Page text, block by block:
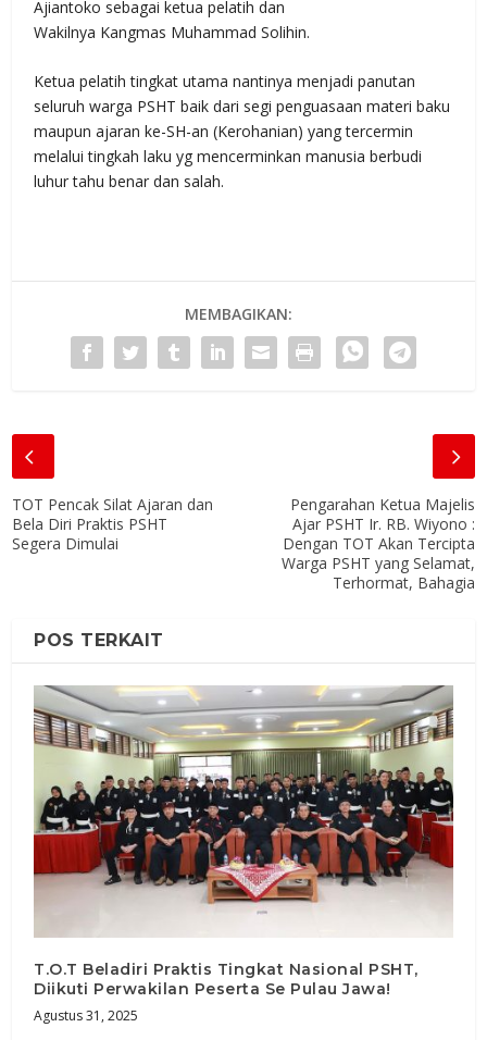
Ajiantoko sebagai ketua pelatih dan
Wakilnya Kangmas Muhammad Solihin.
Ketua pelatih tingkat utama nantinya menjadi panutan
seluruh warga PSHT baik dari segi penguasaan materi baku
maupun ajaran ke-SH-an (Kerohanian) yang tercermin
melalui tingkah laku yg mencerminkan manusia berbudi
luhur tahu benar dan salah.
MEMBAGIKAN:
TOT Pencak Silat Ajaran dan
Bela Diri Praktis PSHT
Segera Dimulai
Pengarahan Ketua Majelis
Ajar PSHT Ir. RB. Wiyono :
Dengan TOT Akan Tercipta
Warga PSHT yang Selamat,
Terhormat, Bahagia
POS TERKAIT
T.O.T Beladiri Praktis Tingkat Nasional PSHT,
Diikuti Perwakilan Peserta Se Pulau Jawa!
Agustus 31, 2025